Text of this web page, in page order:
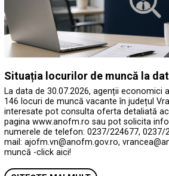
Situația locurilor de muncă la
La data de 30.07.2026, agenții economici
146 locuri de muncă vacante în județul
interesate pot consulta oferta detaliată
pagina www.anofm.ro sau pot solicita
numerele de telefon: 0237/224677, 0237/
mail: ajofm.vn@anofm.gov.ro,
muncă -click aici!